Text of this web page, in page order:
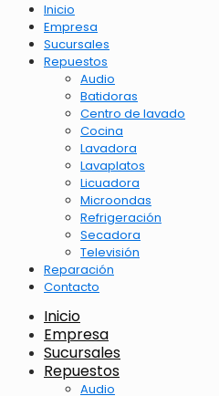
Inicio
Empresa
Sucursales
Repuestos
Audio
Batidoras
Centro de lavado
Cocina
Lavadora
Lavaplatos
Licuadora
Microondas
Refrigeración
Secadora
Televisión
Reparación
Contacto
Inicio
Empresa
Sucursales
Repuestos
Audio